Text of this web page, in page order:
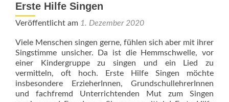
Erste Hilfe Singen
Veröffentlicht am 1. Dezember 2020
Viele Menschen singen gerne, fühlen sich aber mit ihrer
Singstimme unsicher. Da ist die Hemmschwelle, vor
einer Kindergruppe zu singen und ein Lied zu
vermitteln, oft hoch. Erste Hilfe Singen möchte
insbesondere ErzieherInnen, GrundschullehrerInnen
und fachfremd Unterrichtenden Mut zum Singen